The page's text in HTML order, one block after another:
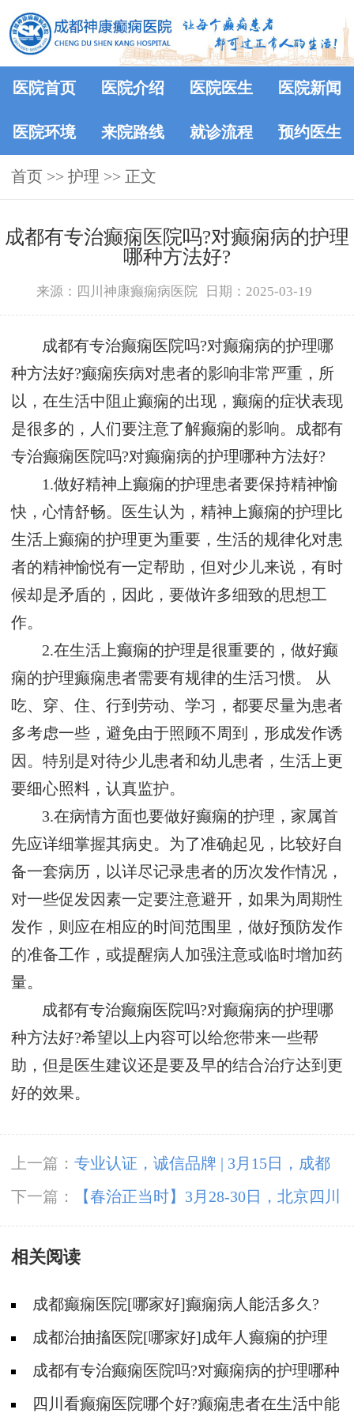
医院首页 医院介绍 医院医生 医院新闻
医院环境 来院路线 就诊流程 预约医生
首页 >> 护理 >> 正文
成都有专治癫痫医院吗?对癫痫病的护理
哪种方法好?
来源：四川神康癫痫病医院 日期：2025-03-19
成都有专治癫痫医院吗?对癫痫病的护理哪
种方法好?癫痫疾病对患者的影响非常严重，所
以，在生活中阻止癫痫的出现，癫痫的症状表现
是很多的，人们要注意了解癫痫的影响。成都有
专治癫痫医院吗?对癫痫病的护理哪种方法好?
1.做好精神上癫痫的护理患者要保持精神愉
快，心情舒畅。医生认为，精神上癫痫的护理比
生活上癫痫的护理更为重要，生活的规律化对患
者的精神愉悦有一定帮助，但对少儿来说，有时
候却是矛盾的，因此，要做许多细致的思想工
作。
2.在生活上癫痫的护理是很重要的，做好癫
痫的护理癫痫患者需要有规律的生活习惯。 从
吃、穿、住、行到劳动、学习，都要尽量为患者
多考虑一些，避免由于照顾不周到，形成发作诱
因。特别是对待少儿患者和幼儿患者，生活上更
要细心照料，认真监护。
3.在病情方面也要做好癫痫的护理，家属首
先应详细掌握其病史。为了准确起见，比较好自
备一套病历，以详尽记录患者的历次发作情况，
对一些促发因素一定要注意避开，如果为周期性
发作，则应在相应的时间范围里，做好预防发作
的准备工作，或提醒病人加强注意或临时增加药
量。
成都有专治癫痫医院吗?对癫痫病的护理哪
种方法好?希望以上内容可以给您带来一些帮
助，但是医生建议还是要及早的结合治疗达到更
好的效果。
上一篇： 专业认证，诚信品牌 | 3月15日，成都
神康癫痫医院荣登消费质量报健康版
下一篇：
【春治正当时】‌3月28-30日，北京四川
专家免费会诊，助力癫痫患者抓住春季治疗黄金
期
相关阅读
成都癫痫医院[哪家好]癫痫病人能活多久?
成都治抽搐医院[哪家好]成年人癫痫的护理
方法有哪些？
成都有专治癫痫医院吗?对癫痫病的护理哪种
方法好?
四川看癫痫医院哪个好?癫痫患者在生活中能